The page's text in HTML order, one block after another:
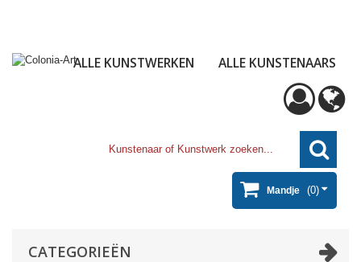
ALLE KUNSTWERKEN ALLE KUNSTENAARS
Mandje (0)
CATEGORIEËN